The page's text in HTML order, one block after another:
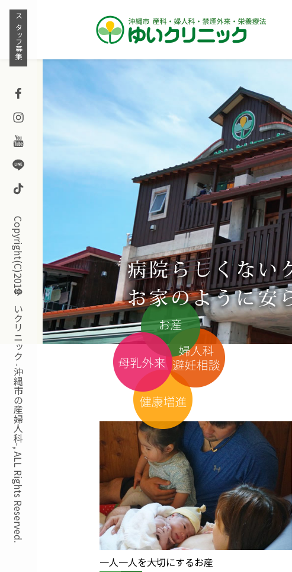
Skip
content
スタッフ募集
Facebook
Instagram
Youtube
Line
TikTok
Copyright(C)2018ゆいクリニック -沖縄市の産婦人科-, ALL Rights Reserved.
一人一人を大切にするお産